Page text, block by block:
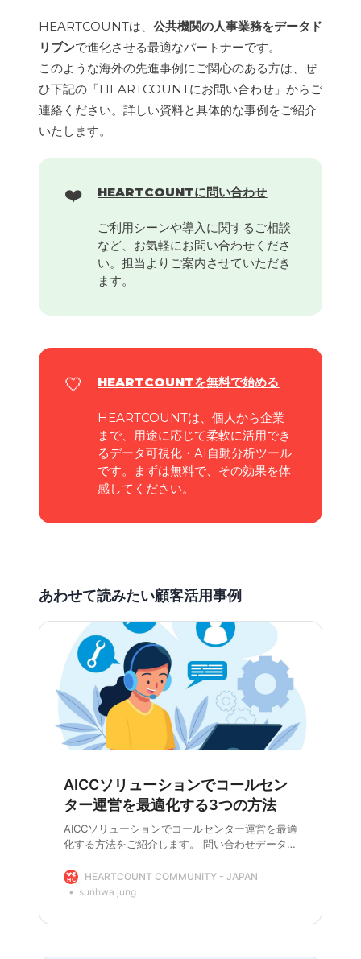
HEARTCOUNTは、 公共機関の人事業務をデータド
リブンで進化させる最適なパートナーです。
このような海外の先進事例にご関心のある方は、ぜ
ひ下記の「HEARTCOUNTにお問い合わせ」からご
連絡ください。詳しい資料と具体的な事例をご紹介
いたします。
❤️ HEARTCOUNTに問い合わせ
ご利用シーンや導入に関するご相談
など、お気軽にお問い合わせくださ
い。担当よりご案内させていただき
ます。
🤍 HEARTCOUNTを無料で始める
HEARTCOUNTは、個人から企業
まで、用途に応じて柔軟に活用でき
るデータ可視化・AI自動分析ツール
です。まずは無料で、その効果を体
感してください。
あわせて読みたい顧客活用事例
AICCソリューションでコールセン
ター運営を最適化する3つの方法
AICCソリューションでコールセンター運営を最適
化する方法をご紹介します。 問い合わせデータか
率と業績を向上させましょう。
HEARTCOUNT COMMUNITY - JAPAN
sunhwa jung